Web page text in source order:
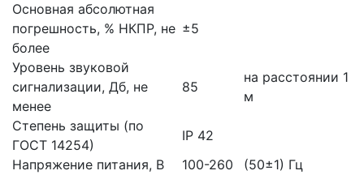
Основная абсолютная
погрешность, % НКПР, не
более
±5
Уровень звуковой
сигнализации, Дб, не
менее
85
на расстоянии 1
м
Степень защиты (по
ГОСТ 14254)
IP 42
Напряжение питания, В
100-260
(50±1) Гц